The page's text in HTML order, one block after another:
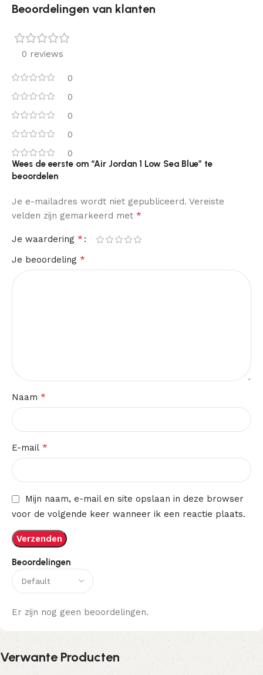
Beoordelingen van klanten
0 reviews
0
0
0
0
0
Beoordelingen
Er zijn nog geen beoordelingen.
Wees de eerste om “Air Jordan 1 Low Sea Blue” te
beoordelen
Je e-mailadres wordt niet gepubliceerd. Vereiste
velden zijn gemarkeerd met *
Je waardering *
Je beoordeling *
Naam *
E-mail *
Mijn naam, e-mail en site opslaan in deze browser
voor de volgende keer wanneer ik een reactie plaats.
Verwante Producten